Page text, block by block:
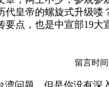
代皇帝的螺旋式升级喽
要点，也是中宣部19大
留言时间